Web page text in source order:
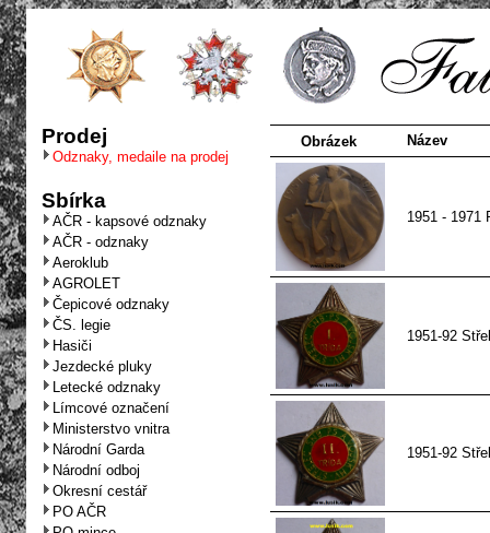
Prodej
Odznaky, medaile na prodej
Sbírka
AČR - kapsové odznaky
AČR - odznaky
Aeroklub
AGROLET
Čepicové odznaky
ČS. legie
Hasiči
Jezdecké pluky
Letecké odznaky
Límcové označení
Ministerstvo vnitra
Národní Garda
Národní odboj
Okresní cestář
PO AČR
Obrázek Název
1951 - 1971
1951-92
1951-92